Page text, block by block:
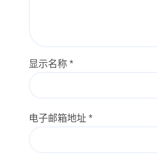
显示名称 *
电子邮箱地址 *